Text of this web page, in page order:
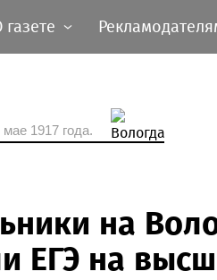
газете
1917 года.
на
ЕГЭ на